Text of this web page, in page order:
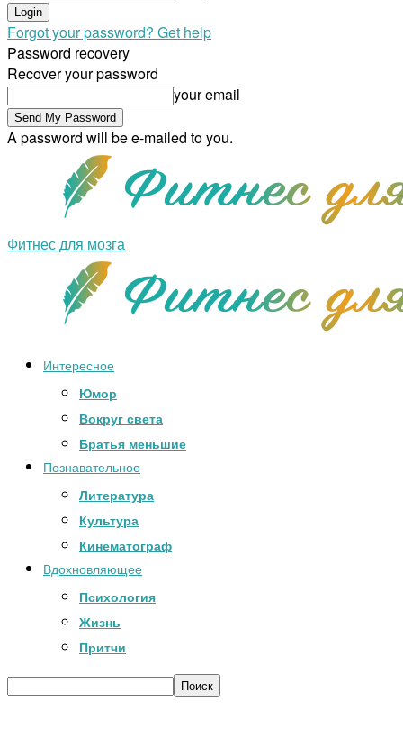
Forgot your password? Get help
Password recovery
Recover your password
your email
A password will be e-mailed to you.
Фитнес для мозга
Интересное
Юмор
Вокруг света
Братья меньшие
Познавательное
Литература
Культура
Кинематограф
Вдохновляющее
Психология
Жизнь
Притчи